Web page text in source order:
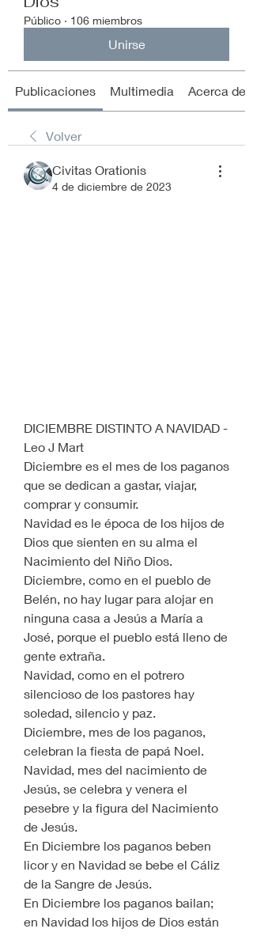
Público · 106 miembros
Unirse
Publicaciones Multimedia Acerca de
Volver
Civitas Orationis
4 de diciembre de 2023
DICIEMBRE DISTINTO A NAVIDAD -
Leo J Mart
Diciembre es el mes de los paganos
que se dedican a gastar, viajar,
comprar y consumir.
Navidad es le época de los hijos de
Dios que sienten en su alma el
Nacimiento del Niño Dios.
Diciembre, como en el pueblo de
Belén, no hay lugar para alojar en
ninguna casa a Jesús a María a
José, porque el pueblo está lleno de
gente extraña.
Navidad, como en el potrero
silencioso de los pastores hay
soledad, silencio y paz.
Diciembre, mes de los paganos,
celebran la fiesta de papá Noel.
Navidad, mes del nacimiento de
Jesús, se celebra y venera el
pesebre y la figura del Nacimiento
de Jesús.
En Diciembre los paganos beben
licor y en Navidad se bebe el Cáliz
de la Sangre de Jesús.
En Diciembre los paganos bailan;
en Navidad los hijos de Dios están